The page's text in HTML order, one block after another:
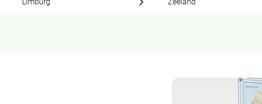
Limburg Zeeland